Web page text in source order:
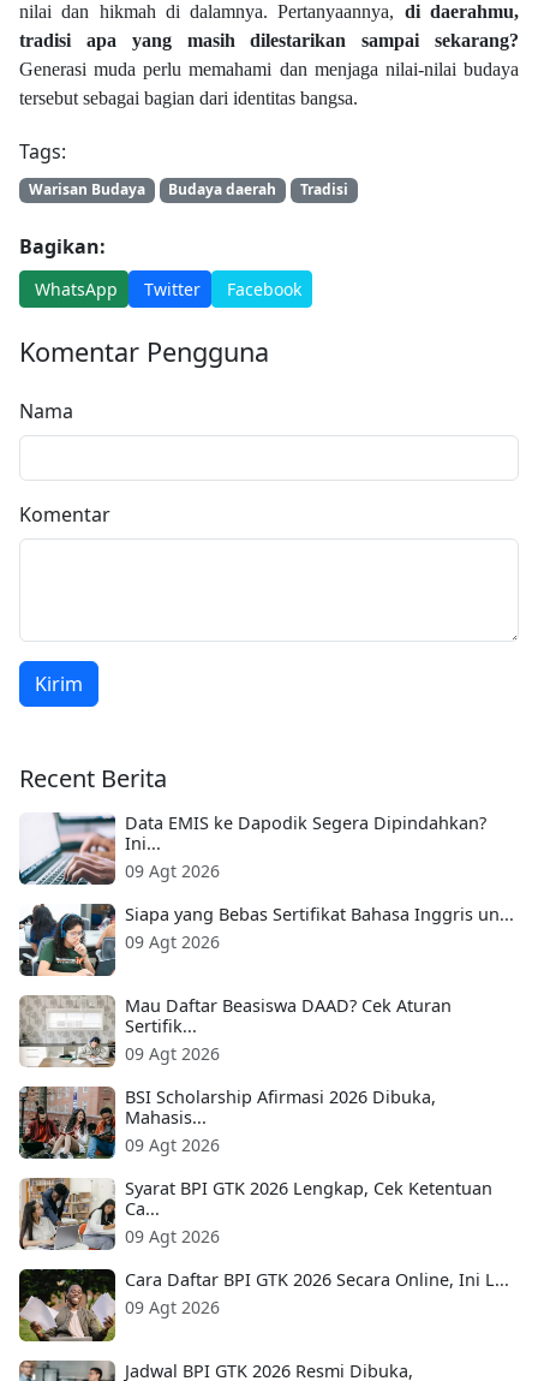
nilai dan hikmah di dalamnya. Pertanyaannya, di daerahmu,
tradisi apa yang masih dilestarikan sampai sekarang?
Generasi muda perlu memahami dan menjaga nilai-nilai budaya
tersebut sebagai bagian dari identitas bangsa.
Tags:
Warisan Budaya Budaya daerah Tradisi
Bagikan:
WhatsApp Twitter Facebook
Komentar Pengguna
Nama
Komentar
Kirim
Recent Berita
Data EMIS ke Dapodik Segera Dipindahkan?
Ini...
09 Agt 2026
Siapa yang Bebas Sertifikat Bahasa Inggris un...
09 Agt 2026
Mau Daftar Beasiswa DAAD? Cek Aturan
Sertifik...
09 Agt 2026
BSI Scholarship Afirmasi 2026 Dibuka,
Mahasis...
09 Agt 2026
Syarat BPI GTK 2026 Lengkap, Cek Ketentuan
Ca...
09 Agt 2026
Cara Daftar BPI GTK 2026 Secara Online, Ini L...
09 Agt 2026
Jadwal BPI GTK 2026 Resmi Dibuka,